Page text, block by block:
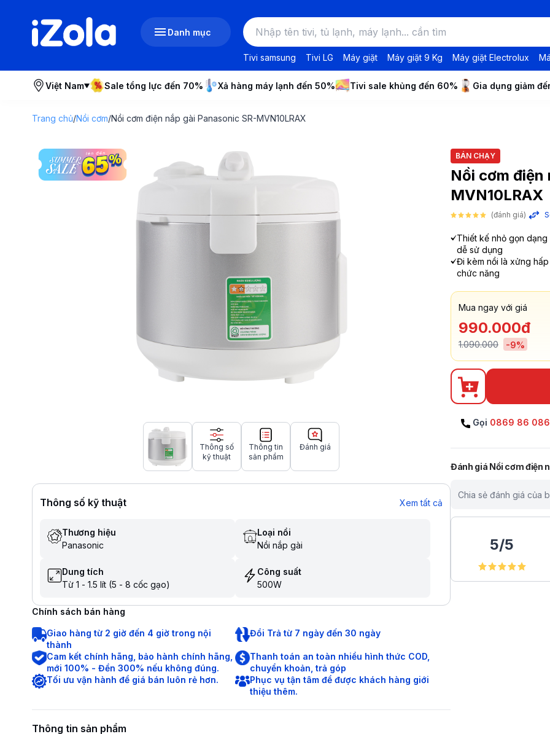
Danh mục
Tivi samsung Tivi LG Máy giặt Máy giặt 9 Kg Máy giặt Electrolux
Việt Nam Sale tổng lực đến 70% Xả hàng máy lạnh đến 50% Tivi sale khủng đến 60% Gia dụng giảm
Trang chủ/Nồi cơm/Nồi cơm điện nắp gài Panasonic SR-MVN10LRAX
Thông số
kỹ thuật
Thông tin
sản phẩm
Đánh giá
Thông số kỹ thuật Xem tất cả
Thương hiệu
Panasonic
Loại nồi
Nồi nắp gài
Dung tích
Từ 1 - 1.5 lít (5 - 8 cốc gạo)
Công suất
500W
Chính sách bán hàng
Giao hàng từ 2 giờ đến 4 giờ trong nội
thành
Đổi Trả từ 7 ngày đến 30 ngày
Cam kết chính hãng, bảo hành chính hãng,
mới 100% - Đền 300% nếu không đúng.
Thanh toán an toàn nhiều hình thức COD,
chuyển khoản, trả góp
Tối ưu vận hành để giá bán luôn rẻ hơn.
Phục vụ tận tâm để được khách hàng giới
thiệu thêm.
Thông tin sản phẩm
BÁN CHẠY
Nồi cơm điện
MVN10LRAX
(đánh giá)
Thiết kế nhỏ gọn dạng
dễ sử dụng
Đi kèm nồi là xửng
chức năng
Mua ngay với giá
990.000đ
1.090.000 -9%
Gọi 0869 86
Đánh giá Nồi cơm điện
Chia sẻ đánh giá của
5/5